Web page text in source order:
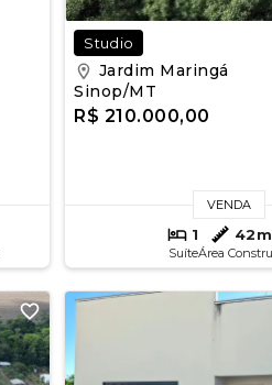
Studio
Jardim Maringá
Sinop/MT
R$ 210.000,00
VENDA
1
SuíteÁrea